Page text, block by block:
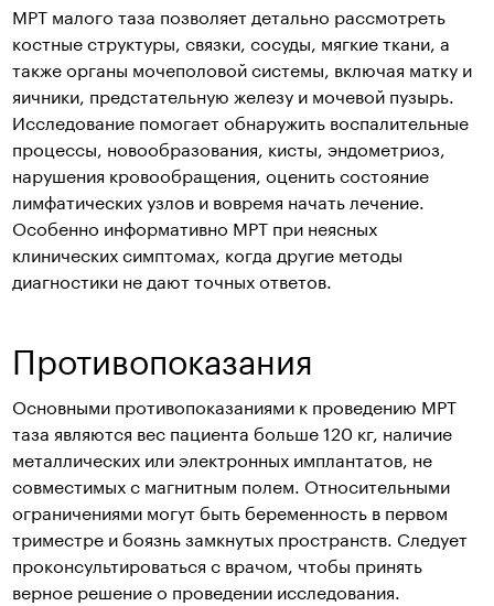
МРТ малого таза позволяет детально рассмотреть
костные структуры, связки, сосуды, мягкие ткани, а
также органы мочеполовой системы, включая матку и
яичники, предстательную железу и мочевой пузырь.
Исследование помогает обнаружить воспалительные
процессы, новообразования, кисты, эндометриоз,
нарушения кровообращения, оценить состояние
лимфатических узлов и вовремя начать лечение.
Особенно информативно МРТ при неясных
клинических симптомах, когда другие методы
диагностики не дают точных ответов.
Противопоказания
Основными противопоказаниями к проведению МРТ
таза являются вес пациента больше 120 кг, наличие
металлических или электронных имплантатов, не
совместимых с магнитным полем. Относительными
ограничениями могут быть беременность в первом
триместре и боязнь замкнутых пространств. Следует
проконсультироваться с врачом, чтобы принять
верное решение о проведении исследования.